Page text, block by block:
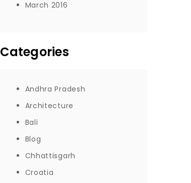
March 2016
Categories
Andhra Pradesh
Architecture
Bali
Blog
Chhattisgarh
Croatia